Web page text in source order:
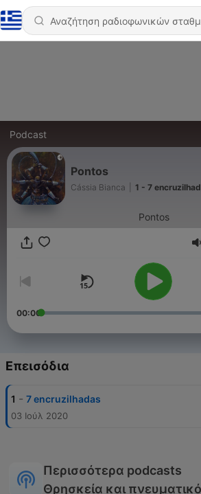
Podcast
Pontos
Cássia Bianca 1 - 7
Pontos
00:00
Επεισόδια
1 - 7 encruzilhadas
03 Ιούλ 2020
Περισσότερα podcasts
Θρησκεία και